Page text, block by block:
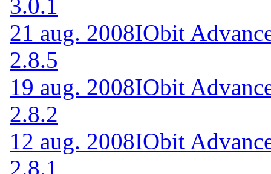
3.0.1
21 aug. 2008IObit
2.8.5
19 aug. 2008IObit
2.8.2
12 aug. 2008IObit
2.8.1